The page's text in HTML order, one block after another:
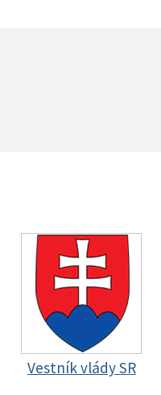
Vestník vlády SR